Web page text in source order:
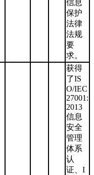
信息
保护
法律
法规
要
求。
获得
了IS
O/IEC
27001:
2013
信息
安全
管理
体系
认
证、I